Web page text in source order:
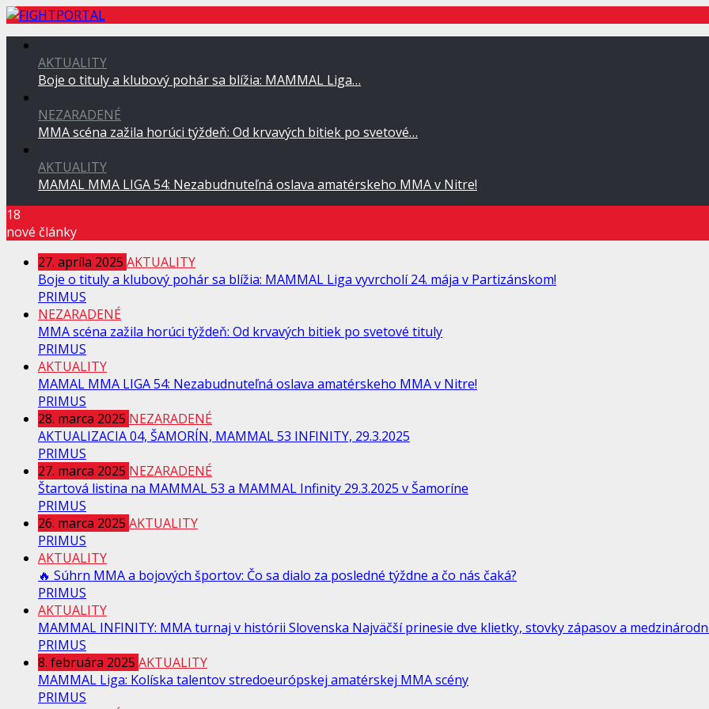
AKTUALITY
Boje o tituly a klubový pohár sa blížia: MAMMAL Liga…
NEZARADENÉ
MMA scéna zažila horúci týždeň: Od krvavých bitiek po svetové…
AKTUALITY
MAMAL MMA LIGA 54: Nezabudnuteľná oslava amatérskeho MMA v Nitre!
18
nové články
27. apríla 2025 AKTUALITY
Boje o tituly a klubový pohár sa blížia: MAMMAL Liga vyvrcholí 24. mája v Partizánskom!
PRIMUS
NEZARADENÉ
MMA scéna zažila horúci týždeň: Od krvavých bitiek po svetové tituly
PRIMUS
AKTUALITY
MAMAL MMA LIGA 54: Nezabudnuteľná oslava amatérskeho MMA v Nitre!
PRIMUS
28. marca 2025 NEZARADENÉ
AKTUALIZACIA 04, ŠAMORÍN, MAMMAL 53 INFINITY, 29.3.2025
PRIMUS
27. marca 2025 NEZARADENÉ
Štartová listina na MAMMAL 53 a MAMMAL Infinity 29.3.2025 v Šamoríne
PRIMUS
26. marca 2025 AKTUALITY
PRIMUS
AKTUALITY
🔥 Súhrn MMA a bojových športov: Čo sa dialo za posledné týždne a čo nás čaká?
PRIMUS
AKTUALITY
MAMMAL INFINITY: MMA turnaj v histórii Slovenska Najväčší prinesie dve klietky, stovky zápasov a
PRIMUS
8. februára 2025 AKTUALITY
MAMMAL Liga: Kolíska talentov stredoeurópskej amatérskej MMA scény
PRIMUS